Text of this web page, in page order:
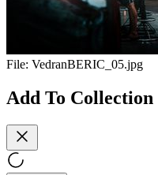
File: VedranBERIC_05.jpg
Add To Collection